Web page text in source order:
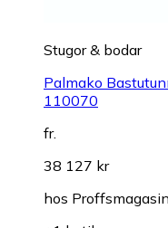
Stugor & bodar
Palmako
110070
fr.
38 127 kr
hos